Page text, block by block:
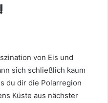
von Eis und
sich schließlich kaum
du dir die Polarregion
Küste aus nächster